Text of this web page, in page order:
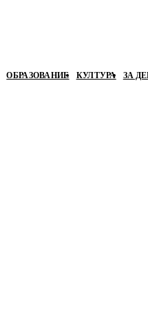
ОБРАЗОВАНИЕ КУЛТУРА ЗА